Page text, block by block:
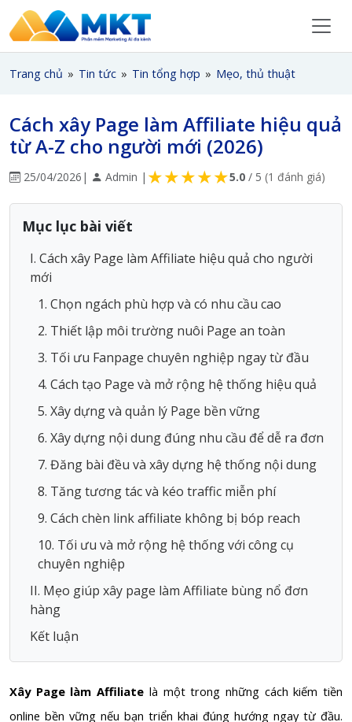
Trang chủ » Tin tức » Tin tổng hợp » Mẹo, thủ thuật
Cách xây Page làm Affiliate hiệu quả
từ A-Z cho người mới (2026)
25/04/2026 | Admin | ★
★
★
★
★ 5.0 / 5 (1 đánh giá)
Mục lục bài viết
I. Cách xây Page làm Affiliate hiệu quả cho người
mới
1. Chọn ngách phù hợp và có nhu cầu cao
2. Thiết lập môi trường nuôi Page an toàn
3. Tối ưu Fanpage chuyên nghiệp ngay từ đầu
4. Cách tạo Page và mở rộng hệ thống hiệu quả
5. Xây dựng và quản lý Page bền vững
6. Xây dựng nội dung đúng nhu cầu để dễ ra đơn
7. Đăng bài đều và xây dựng hệ thống nội dung
8. Tăng tương tác và kéo traffic miễn phí
9. Cách chèn link affiliate không bị bóp reach
10. Tối ưu và mở rộng hệ thống với công cụ
chuyên nghiệp
II. Mẹo giúp xây page làm Affiliate bùng nổ đơn
hàng
Kết luận
Xây Page làm Affiliate là một trong những cách kiếm tiền
online bền vững nếu bạn triển khai đúng hướng ngay từ đầu.